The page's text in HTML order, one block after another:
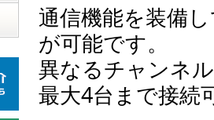
通信機能を装備
が可能です。
異なるチャンネ
最大4台まで接続